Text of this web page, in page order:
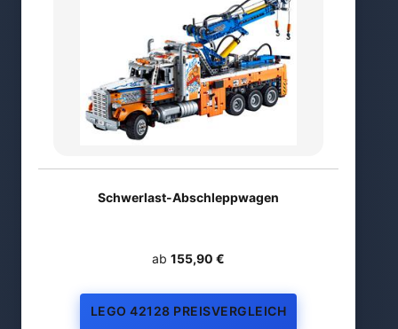
Schwerlast-Abschleppwagen
ab 155,90 €
LEGO 42128 PREISVERGLEICH